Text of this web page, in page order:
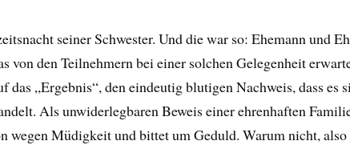
seiner Schwester. Und die war so: Ehemann und
von den Teilnehmern bei einer solchen Gelegenheit
„Ergebnis“, den eindeutig blutigen Nachweis, dass es
Als unwiderlegbaren Beweis einer ehrenhaften
wegen Müdigkeit und bittet um Geduld. Warum nicht,